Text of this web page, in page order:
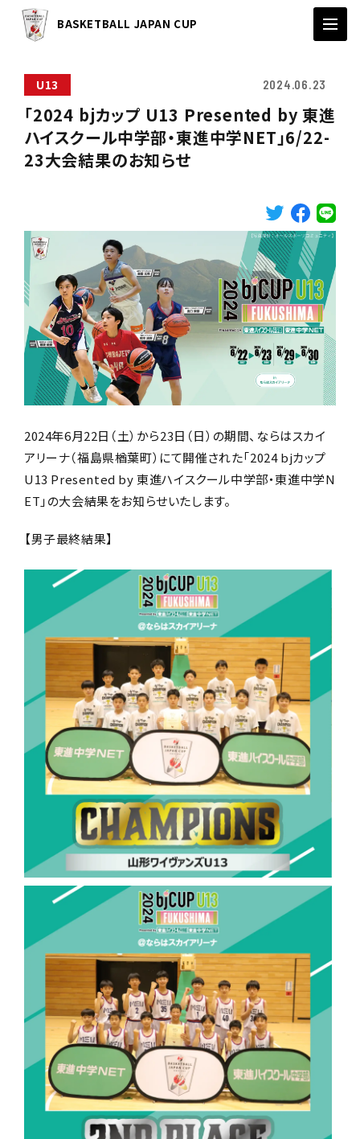
BASKETBALL JAPAN CUP
U13 2024.06.23
「2024 bjカップ U13 Presented by 東進
ハイスクール中学部・東進中学NET」6/22-
23大会結果のお知らせ
2024年6月22日（土）から23日（日）の期間、ならはスカイ
アリーナ（福島県楢葉町）にて開催された「2024 bjカップ
U13 Presented by 東進ハイスクール中学部・東進中学N
ET」の大会結果をお知らせいたします。
【男子最終結果】